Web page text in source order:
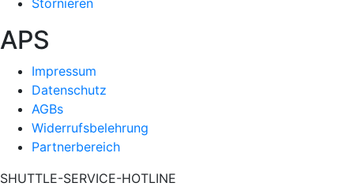
APS
Impressum
Datenschutz
AGBs
Widerrufsbelehrung
Partnerbereich
SHUTTLE-SERVICE-HOTLINE